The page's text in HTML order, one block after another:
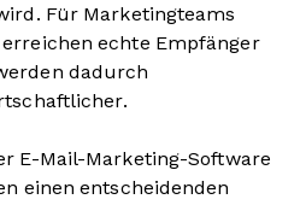
Für Marketingteams
echte Empfänger
dadurch
E-Mail-Marketing-Software
einen entscheidenden